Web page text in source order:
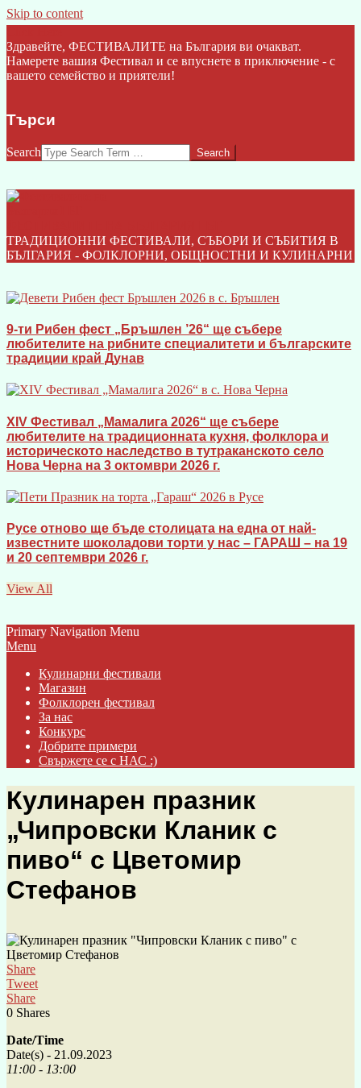
Skip to content
Здравейте, ФЕСТИВАЛИТЕ на България ви очакват.
Намерете вашия Фестивал и се впуснете в приключение - с
вашето семейство и приятели!
Търси
Search
ТРАДИЦИОННИ ФЕСТИВАЛИ, СЪБОРИ И СЪБИТИЯ В
БЪЛГАРИЯ - ФОЛКЛОРНИ, ОБЩНОСТНИ И КУЛИНАРНИ
9-ти Рибен фест „Бръшлен ’26“ ще събере
любителите на рибните специалитети и българските
традиции край Дунав
XIV Фестивал „Мамалига 2026“ ще събере
любителите на традиционната кухня, фолклора и
историческото наследство в тутраканското село
Нова Черна на 3 октомври 2026 г.
Русе отново ще бъде столицата на една от най-
известните шоколадови торти у нас – ГАРАШ – на 19
и 20 септември 2026 г.
View All
Primary Navigation Menu
Menu
Кулинарни фестивали
Магазин
Фолклорен фестивал
За нас
Конкурс
Добрите примери
Свържете се с НАС :)
Кулинарен празник
„Чипровски Кланик с
пиво“ с Цветомир
Стефанов
Share
Tweet
Share
0 Shares
Date/Time
Date(s) - 21.09.2023
11:00 - 13:00